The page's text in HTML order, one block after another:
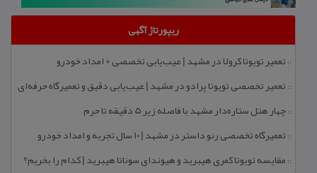
ریپورتاژ آگهی
:: تعمیر تویوتا كرولا در مشهد | عیب‌یابی تخصصی + امداد خودرو
:: تعمیر تخصصی تویوتا پرادو در مشهد | عیب‌یابی دقیق و تعمیرگاه حرفه‌ای
::چهار هتل‌ ستاره‌دار مشهد با فاصله زیر 5 دقیقه تا حرم
:: تعمیرگاه تخصصی رنو داستر در مشهد | ۱۰ سال تجربه و امداد خودرو
:: مقایسه تویوتا كمری هیبرید و هیوندای سوناتا هیبرید | كدام را بخریم؟